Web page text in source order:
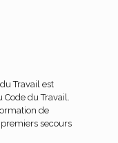
Travail est
Code du Travail.
de
secours